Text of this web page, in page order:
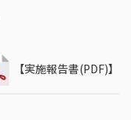
【実施報告書(PDF)】